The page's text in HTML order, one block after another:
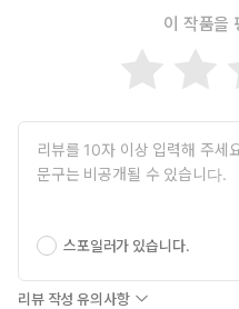
이 작품을
스포일러가 있습니다.
리뷰 작성 유의사항